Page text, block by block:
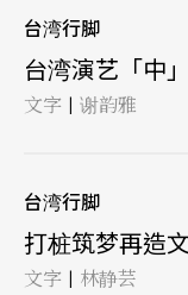
台湾行脚
台湾演艺「中
文字 | 谢韵雅
台湾行脚
打桩筑梦再造
文字 | 林静芸